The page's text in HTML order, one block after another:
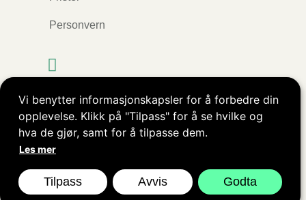
Vi benytter informasjonskapsler for å forbedre din
opplevelse. Klikk på "Tilpass" for å se hvilke og
hva de gjør, samt for å tilpasse dem.
Les mer
Tilpass Avvis Godta
Personvern
Kopibeskyttet © ØkoRåd AS. Alle rettigheter
reservert.
Nettside levert avNettrakett.no